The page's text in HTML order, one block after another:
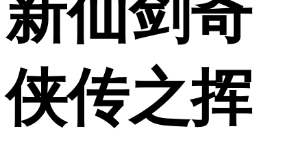
新仙剑奇
侠传之挥